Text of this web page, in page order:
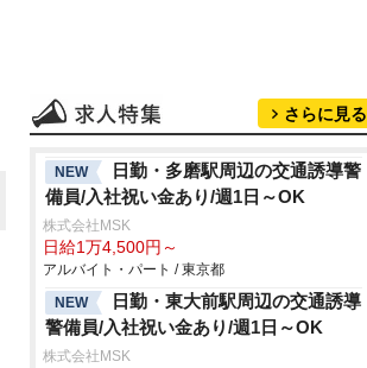
さらに見る
NEW
日勤・多磨駅周辺の交通誘導警
備員/入社祝い金あり/週1日～OK
株式会社MSK
日給1万4,500円～
アルバイト・パート / 東京都
NEW
日勤・東大前駅周辺の交通誘導
警備員/入社祝い金あり/週1日～OK
株式会社MSK